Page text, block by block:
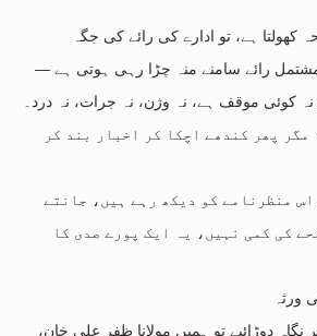
ہے، تو ادارے کی رائے کی جگہ
رائے سامنے منہ چڑا رہی ہوتی ہے —
کوئی موقف ہے، نہ وژن، نہ جرات، نہ درد۔
مگر پھر کندھے اچکا کر اخبار بند کر
منظرنامے کو دیکھ رہے ہیں، جانتے
کی کمی نہیں، یہ ایک پورے صدی کا
ورثہ
دوڑائیے تو ہمیں مولانا ظفر علی خان،